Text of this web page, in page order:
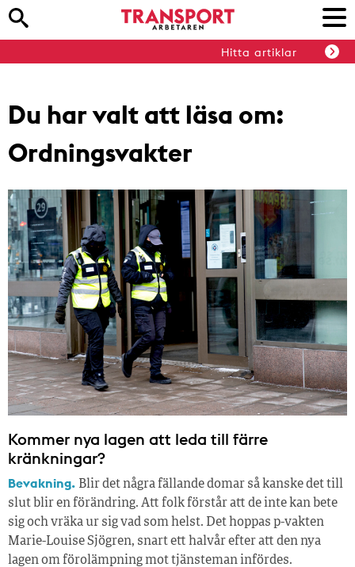
Hitta artiklar
Du har valt att läsa om:
Ordningsvakter
Kommer nya lagen att leda till färre
kränkningar?
Bevakning. Blir det några fällande domar så kanske det till
slut blir en förändring. Att folk förstår att de inte kan bete
sig och vräka ur sig vad som helst. Det hoppas p-vakten
Marie-Louise Sjögren, snart ett halvår efter att den nya
lagen om förolämpning mot tjänsteman infördes.